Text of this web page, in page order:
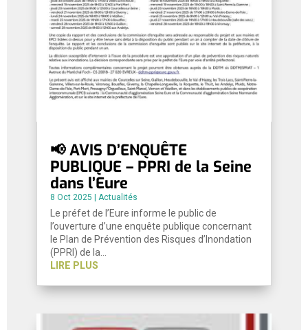
📢 AVIS D’ENQUÊTE
PUBLIQUE – PPRI de la Seine
dans l’Eure
8 Oct 2025 Actualités
Le préfet de l’Eure informe le public de
l’ouverture d’une enquête publique concernant
le Plan de Prévention des Risques d’Inondation
(PPRI) de la…
LIRE PLUS